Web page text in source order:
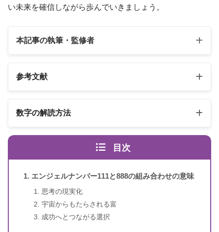
い未来を確信しながら歩んでいきましょう。
本記事の執筆・監修者
スピリカ（自己紹介はこちら）
参考文献
エンジェル・ナンバー 数字は天使
著者
ドリーン・バーチュー、リネッ
ト・ブラウン
訳者 牧野・M・美枝
数字の解読方法
エンジェルナンバーの解読方法は桁ごとに異なります
目次
エンジェルナンバー111と888の組み合わせの意味
思考の現実化
宇宙からもたらされる富
成功へとつながる選択